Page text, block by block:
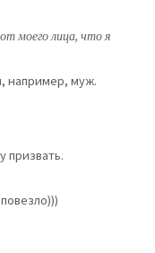
моего лица, что я
например, муж.
призвать.